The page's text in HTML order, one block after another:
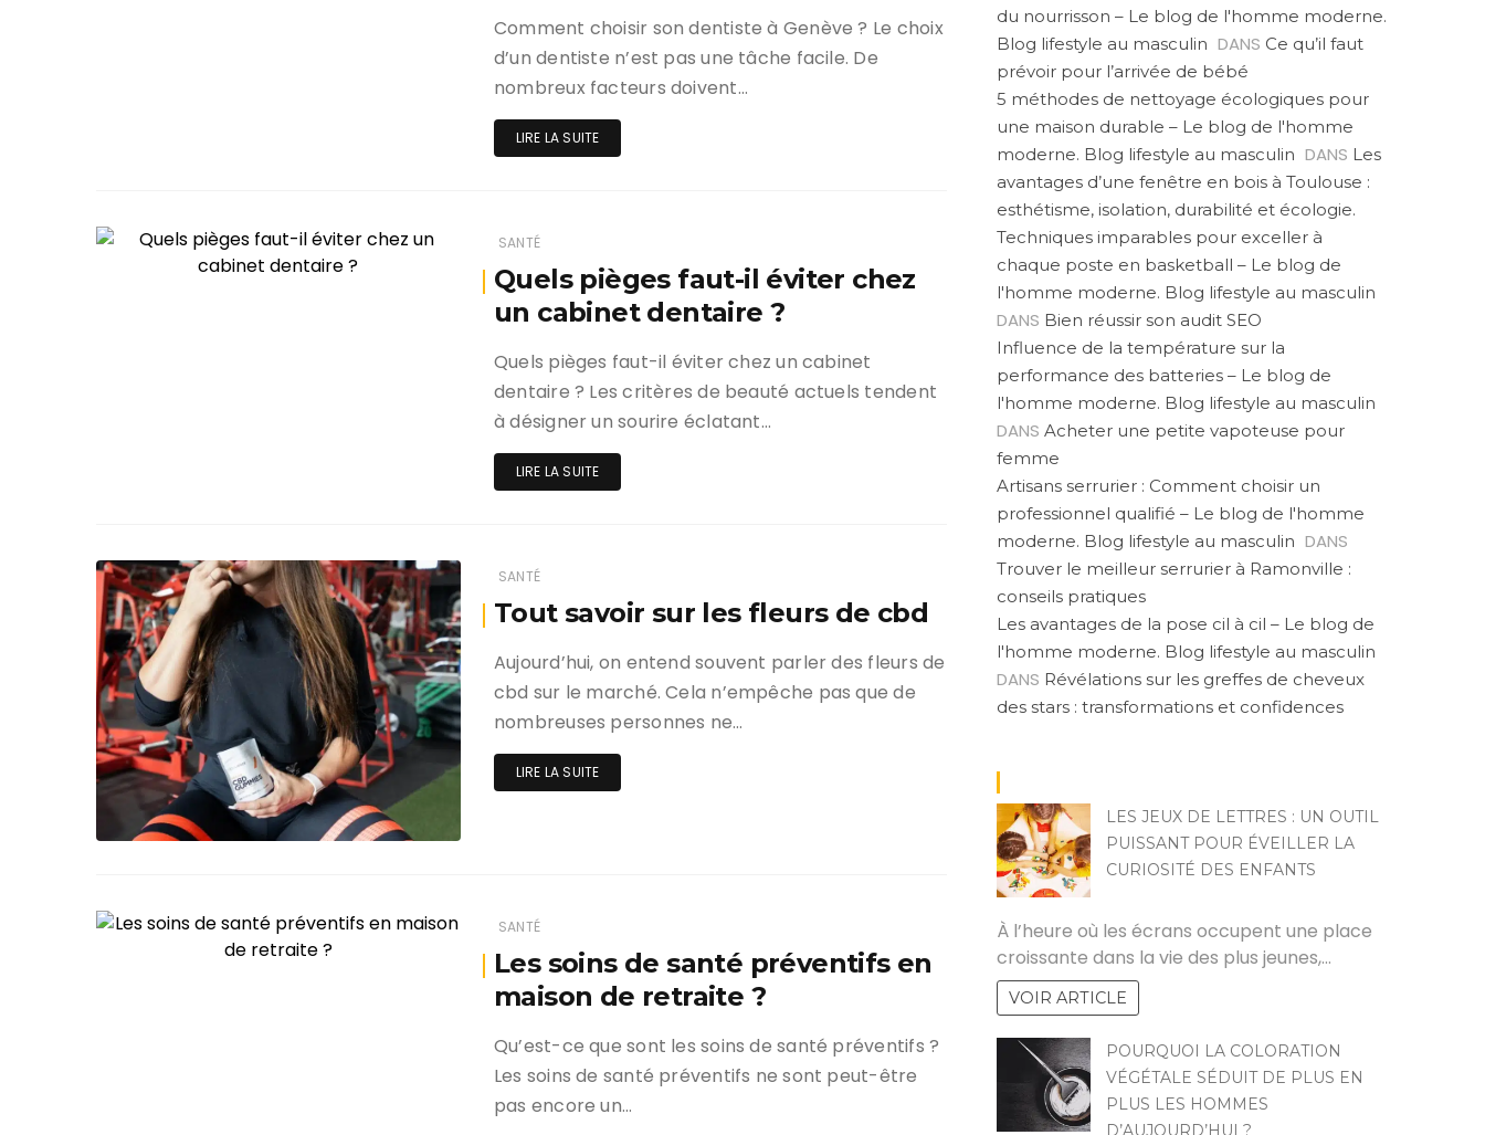
Comment choisir son dentiste à Genève ? Le choix
d’un dentiste n’est pas une tâche facile. De
nombreux facteurs doivent…
LIRE LA SUITE
SANTÉ
Quels pièges faut-il éviter chez
un cabinet dentaire ?
Quels pièges faut-il éviter chez un cabinet
dentaire ? Les critères de beauté actuels tendent
à désigner un sourire éclatant…
LIRE LA SUITE
SANTÉ
Tout savoir sur les fleurs de cbd
Aujourd’hui, on entend souvent parler des fleurs de
cbd sur le marché. Cela n’empêche pas que de
nombreuses personnes ne…
LIRE LA SUITE
SANTÉ
Les soins de santé préventifs en
maison de retraite ?
Qu’est-ce que sont les soins de santé préventifs ?
Les soins de santé préventifs ne sont peut-être
pas encore un…
du nourrisson – Le blog de l'homme moderne.
Blog lifestyle au masculin DANS Ce qu’il faut
prévoir pour l’arrivée de bébé
5 méthodes de nettoyage écologiques pour
une maison durable – Le blog de l'homme
moderne. Blog lifestyle au masculin DANS Les
avantages d’une fenêtre en bois à Toulouse :
esthétisme, isolation, durabilité et écologie.
Techniques imparables pour exceller à
chaque poste en basketball – Le blog de
l'homme moderne. Blog lifestyle au masculin
DANS Bien réussir son audit SEO
Influence de la température sur la
performance des batteries – Le blog de
l'homme moderne. Blog lifestyle au masculin
DANS Acheter une petite vapoteuse pour
femme
Artisans serrurier : Comment choisir un
professionnel qualifié – Le blog de l'homme
moderne. Blog lifestyle au masculin DANS
Trouver le meilleur serrurier à Ramonville :
conseils pratiques
Les avantages de la pose cil à cil – Le blog de
l'homme moderne. Blog lifestyle au masculin
DANS Révélations sur les greffes de cheveux
des stars : transformations et confidences
LES JEUX DE LETTRES : UN OUTIL
PUISSANT POUR ÉVEILLER LA
CURIOSITÉ DES ENFANTS
À l’heure où les écrans occupent une place
croissante dans la vie des plus jeunes,…
VOIR ARTICLE
POURQUOI LA COLORATION
VÉGÉTALE SÉDUIT DE PLUS EN
PLUS LES HOMMES
D’AUJOURD’HUI ?